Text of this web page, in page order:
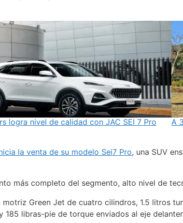
logra nivel de calidad con JAC SEI 7 Pro A
la venta de su modelo Sei7 Pro, una SUV
más completo del segmento, alto nivel de
Green Jet de cuatro cilindros, 1.5 litros
185 libras-pie de torque enviados al eje